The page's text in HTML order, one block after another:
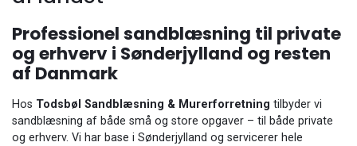
Professionel sandblæsning til private
og erhverv i Sønderjylland og resten
af Danmark
Hos Todsbøl Sandblæsning & Murerforretning tilbyder vi
sandblæsning af både små og store opgaver – til både private
og erhverv. Vi har base i Sønderjylland og servicerer hele